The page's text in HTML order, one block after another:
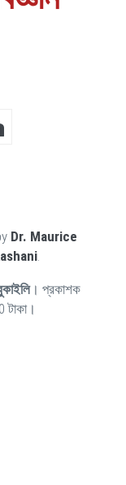
Dr. Maurice
। প্রকাশক
টাকা।